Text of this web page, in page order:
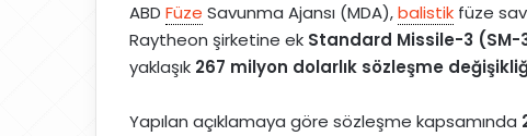
e
k
ABD Füze Savunma Ajansı (MDA),balistik füze
Raytheon şirketine ek Standard Missile-3 (SM-
yaklaşık 267 milyon dolarlık sözleşme
Yapılan açıklamaya göre sözleşme kapsamında